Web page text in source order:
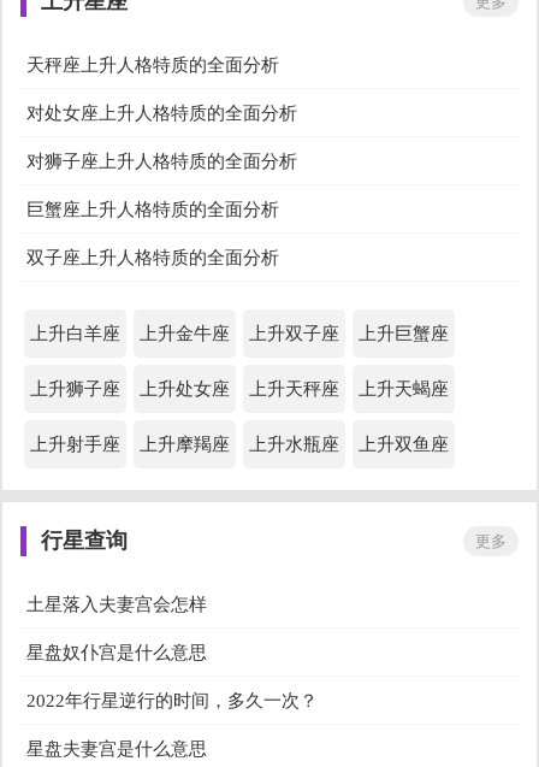
占星看嫁权贵
星盘看职业天赋
龄差
星盘看母亲运势
星盘看复合结果准吗
星盘看灵魂状态
天秤座上升人格特质的全面分析
对处女座上升人格特质的全面分析
对狮子座上升人格特质的全面分析
巨蟹座上升人格特质的全面分析
双子座上升人格特质的全面分析
上升白羊座 上升金牛座 上升双子座 上升巨蟹座
上升狮子座 上升处女座 上升天秤座 上升天蝎座
上升射手座 上升摩羯座 上升水瓶座 上升双鱼座
行星查询 更多
土星落入夫妻宫会怎样
星盘奴仆宫是什么意思
2022年行星逆行的时间，多久一次？
星盘夫妻宫是什么意思